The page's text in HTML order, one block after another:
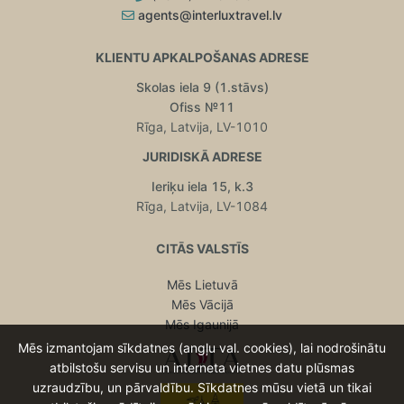
agents@interluxtravel.lv
KLIENTU APKALPOŠANAS ADRESE
Skolas iela 9 (1.stāvs)
Ofiss №11
Rīga, Latvija, LV-1010
JURIDISKĀ ADRESE
Ieriķu iela 15, k.3
Rīga, Latvija, LV-1084
CITĀS VALSTĪS
Mēs Lietuvā
Mēs Vācijā
Mēs Igaunijā
Mēs izmantojam sīkdatnes (angļu val. cookies), lai nodrošinātu
atbilstošu servisu un interneta vietnes datu plūsmas
uzraudzību, un pārvaldību. Sīkdatnes mūsu vietā un tikai